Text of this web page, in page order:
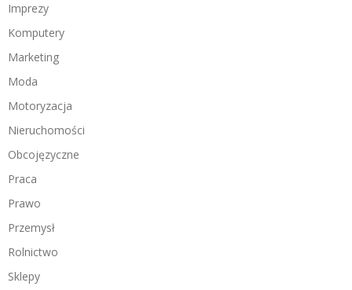
Imprezy
Komputery
Marketing
Moda
Motoryzacja
Nieruchomości
Obcojęzyczne
Praca
Prawo
Przemysł
Rolnictwo
Sklepy